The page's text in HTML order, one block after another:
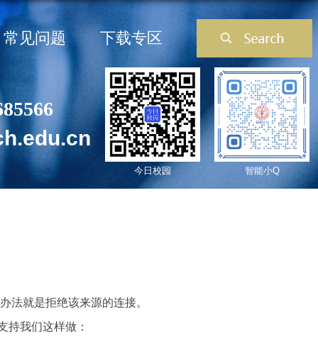
常见问题 下载专区
今日校园 智能小Q
法就是拒绝该来源的连接。
持我们这样做：